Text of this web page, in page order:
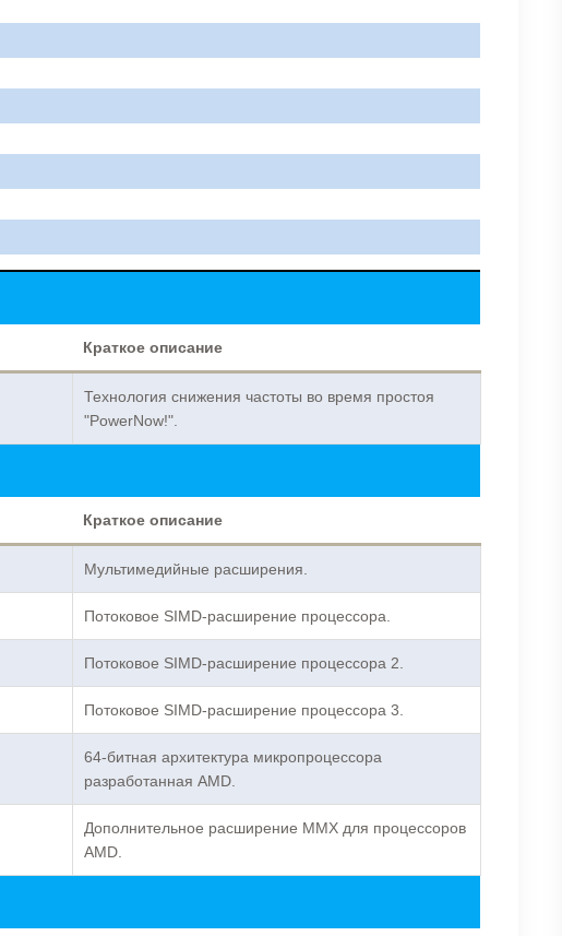
Краткое описание
Технология снижения частоты во время простоя
"PowerNow!".
Краткое описание
Мультимедийные расширения.
Потоковое SIMD-расширение процессора.
Потоковое SIMD-расширение процессора 2.
Потоковое SIMD-расширение процессора 3.
64-битная архитектура микропроцессора
разработанная AMD.
Дополнительное расширение MMX для процессоров
AMD.